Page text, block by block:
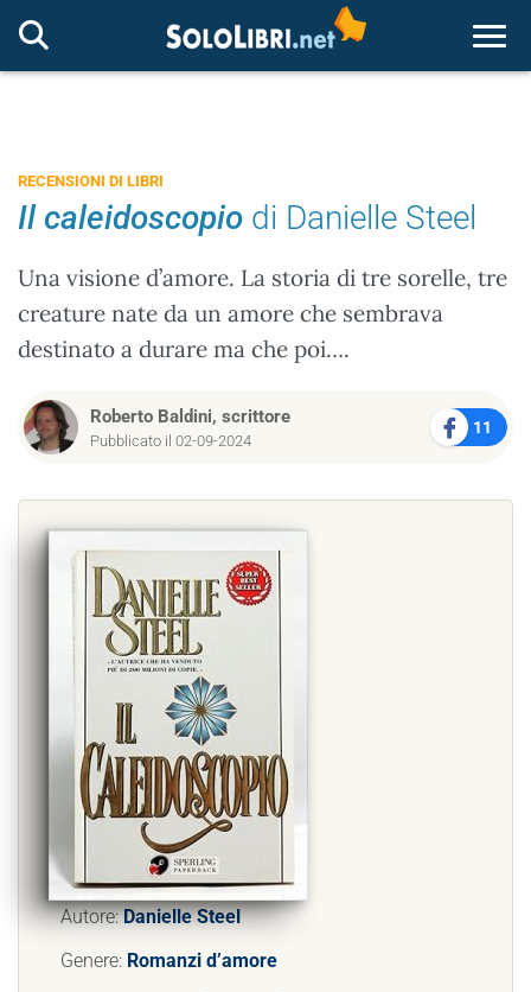
RECENSIONI DI LIBRI
Il caleidoscopio di Danielle Steel
Una visione d’amore. La storia di tre sorelle, tre
creature nate da un amore che sembrava
destinato a durare ma che poi….
Roberto Baldini, scrittore
Pubblicato il 02-09-2024
11
Autore:Danielle Steel
Genere: Romanzi d’amore